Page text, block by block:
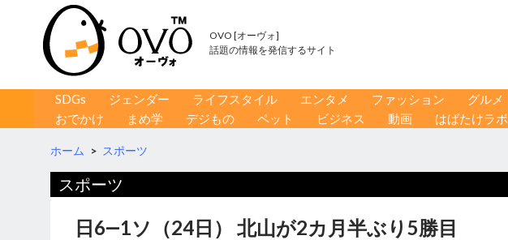
OVO [オーヴォ]
話題の情報を発信するサイト
コンテンツへ移動
SDGs ジェンダー ライフスタイル エンタメ ファッション グルメ
おでかけ
まめ学 デジもの ペット ビジネス 動画 はばたけラボ
ホーム > スポーツ
スポーツ
日6―1ソ（24日） 北山が2カ月半ぶり5勝目